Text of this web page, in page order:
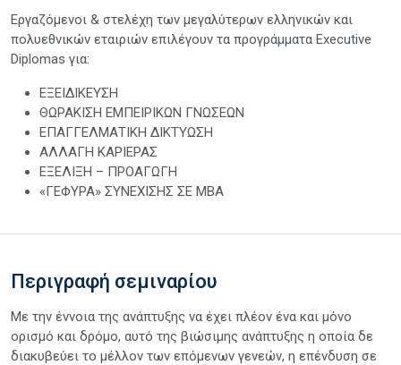
Εργαζόμενοι & στελέχη των μεγαλύτερων ελληνικών και
πολυεθνικών εταιριών επιλέγουν τα προγράμματα Executive
Diplomas για:
ΕΞΕΙΔΙΚΕΥΣΗ
ΘΩΡΑΚΙΣΗ ΕΜΠΕΙΡΙΚΩΝ ΓΝΩΣΕΩΝ
ΕΠΑΓΓΕΛΜΑΤΙΚΗ ΔΙΚΤΥΩΣΗ
ΑΛΛΑΓΗ ΚΑΡΙΕΡΑΣ
ΕΞΕΛΙΞΗ – ΠΡΟΑΓΩΓΗ
«ΓΕΦΥΡΑ» ΣΥΝΕΧΙΣΗΣ ΣΕ ΜΒΑ
Περιγραφή σεμιναρίου
Με την έννοια της ανάπτυξης να έχει πλέον ένα και μόνο
ορισμό και δρόμο, αυτό της βιώσιμης ανάπτυξης η οποία δε
διακυβεύει το μέλλον των επόμενων γενεών, η επένδυση σε